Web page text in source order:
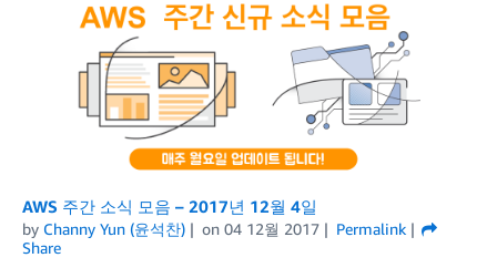
AWS 주간 소식 모음 – 2017년 12월 4일
by Channy Yun (윤석찬) on 04 12월 2017
Permalink
Share